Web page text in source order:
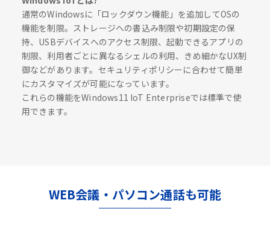
通常のWindowsに「ロックダウン機能」を追加してOSの
機能を制限。ストレージへの書込み制限や初期設定の保
持、USBデバイスへのアクセス制限、起動できるアプリの
制限、利用者ごとに異なるシェルの利用、きめ細かなUX制
御などがあります。セキュリティポリシーに合わせて簡単
にカスタマイズが可能になっています。
これらの機能をWindows11 IoT Enterpriseでは標準で使
用できます。
WEB会議・パソコン通話も可能